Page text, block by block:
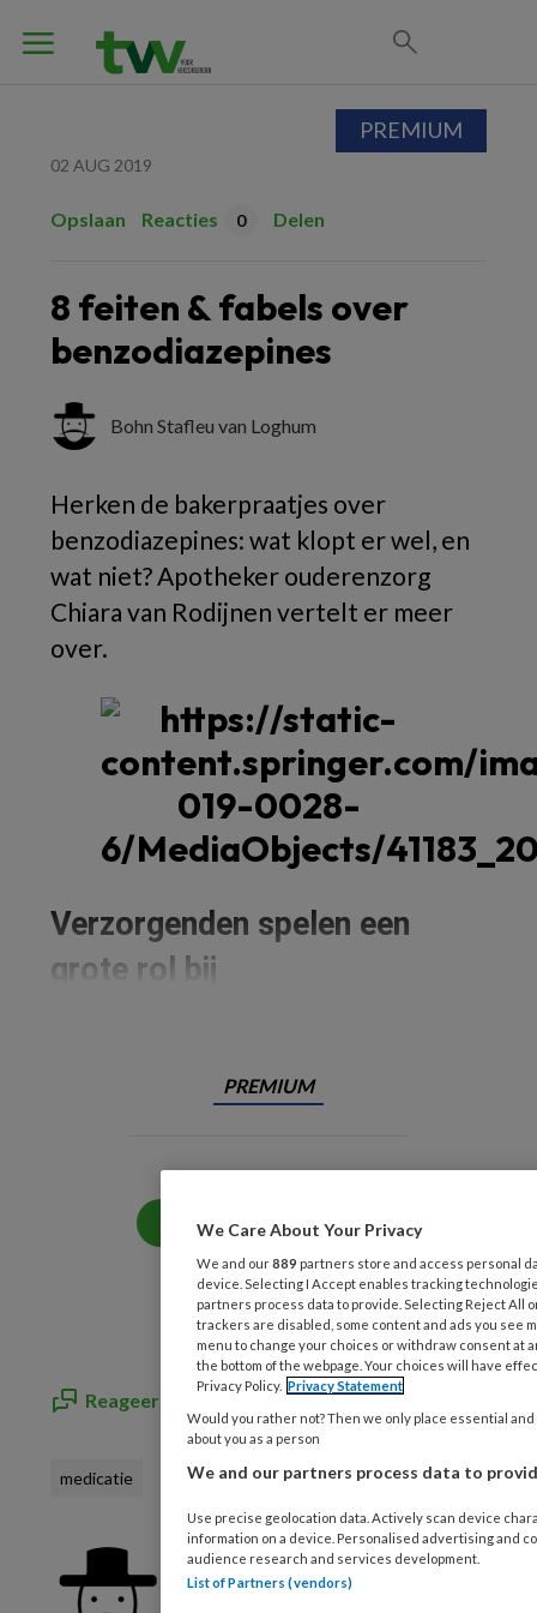
02 AUG 2019
Opslaan Reacties 0 Delen
8 feiten & fabels over
benzodiazepines
Bohn Stafleu van Loghum
Herken de bakerpraatjes over
benzodiazepines: wat klopt er wel, en
wat niet? Apotheker ouderenzorg
Chiara van Rodijnen vertelt er meer
over.
Verzorgenden spelen een
grote rol bij
PREMIUM
Bekijk de mogelijkheden
Al abonnee?Log dan in
PREMIUM
Reageer op dit artikel Deel dit artikel
medicatie
Bohn Stafleu van Loghum
We Care About Your Privacy
We and our889 partners store and access personal
device. Selecting I Accept enables tracking
partners process data to provide. Selecting Reject All
trackers are disabled, some content and ads you see
menu to change your choices or withdraw consent at
the bottom of the webpage. Your choices will have
Privacy Policy. Privacy Statement
Would you rather not? Then we only place essential
about you as a person
We and our partners process data to
Use precise geolocation data. Actively scan device
information on a device. Personalised advertising and
audience research and services development.
List of Partners (vendors)